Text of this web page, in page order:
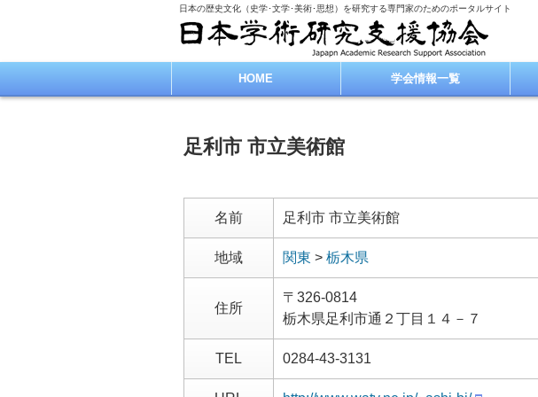
日本の歴史文化（史学･文学･美術･思想）を研究する専門家のためのポータルサイト
HOME 学会情報一覧
足利市 市立美術館
名前 足利市 市立美術館
地域 関東 > 栃木県
住所
〒326-0814
栃木県足利市通２丁目１４－７
TEL 0284-43-3131